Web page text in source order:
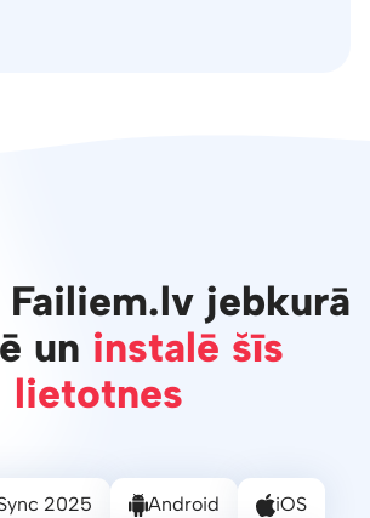
Failiem.lv jebkurā
un instalē šīs
lietotnes
2025 Android iOS